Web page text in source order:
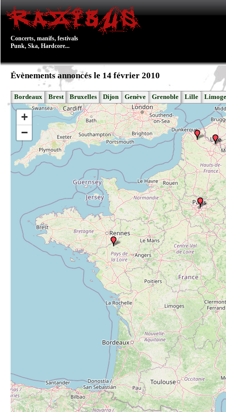
Concerts, manifs, festivals
Punk, Ska, Hardcore...
Évènements annoncés le 14 février 2010
Bordeaux Brest Bruxelles Dijon Genève Grenoble Lille
+
−